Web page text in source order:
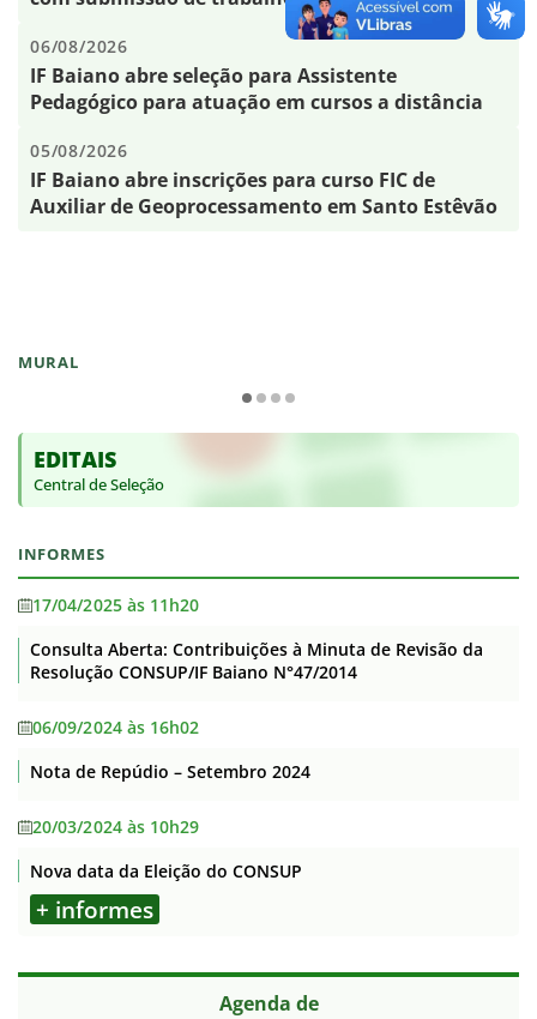
MURAL
EDITAIS
Central de Seleção
INFORMES
17/04/2025 às 11h20
Consulta Aberta: Contribuições à Minuta de Revisão da
Resolução CONSUP/IF Baiano N°47/2014
06/09/2024 às 16h02
Nota de Repúdio – Setembro 2024
20/03/2024 às 10h29
Nova data da Eleição do CONSUP
+ informes
Agenda de
06/08/2026
IF Baiano abre seleção para Assistente
Pedagógico para atuação em cursos a distância
05/08/2026
IF Baiano abre inscrições para curso FIC de
Auxiliar de Geoprocessamento em Santo Estêvão